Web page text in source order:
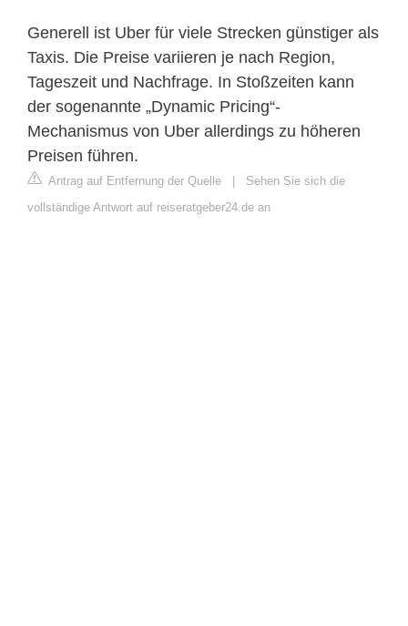
Generell ist Uber für viele Strecken günstiger als
Taxis. Die Preise variieren je nach Region,
Tageszeit und Nachfrage. In Stoßzeiten kann
der sogenannte „Dynamic Pricing“-
Mechanismus von Uber allerdings zu höheren
Preisen führen.
Antrag auf Entfernung der Quelle | Sehen Sie sich die
vollständige Antwort auf reiseratgeber24.de an